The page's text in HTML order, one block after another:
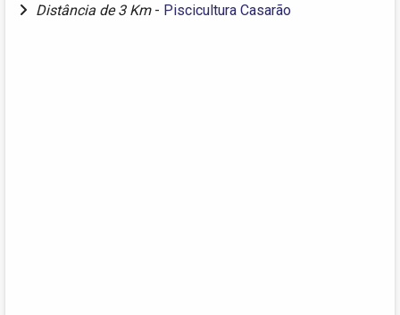
Distância de 3 Km - Piscicultura Casarão